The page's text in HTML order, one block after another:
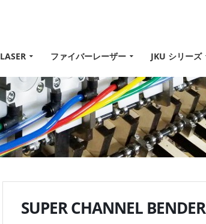
LASER ファイバーレーザー JKU シリーズ
SUPER CHANNEL BENDER